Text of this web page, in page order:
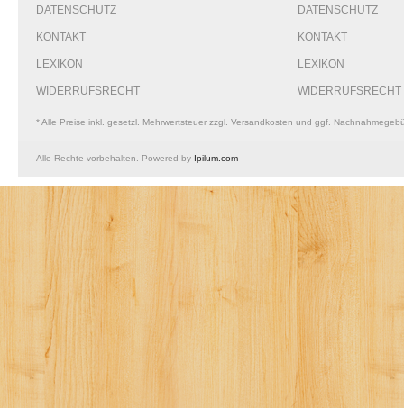
DATENSCHUTZ
KONTAKT
LEXIKON
WIDERRUFSRECHT
DATENSCHUTZ
KONTAKT
LEXIKON
WIDERRUFSRECHT
* Alle Preise inkl. gesetzl. Mehrwertsteuer zzgl. Versandkosten und ggf.
Alle Rechte vorbehalten. Powered by Ipilum.com